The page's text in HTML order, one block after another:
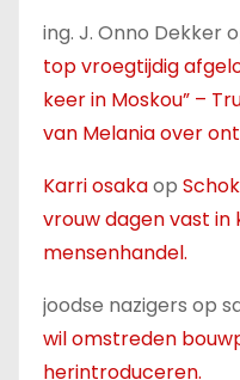
ing. J. Onno Dekker
top vroegtijdig
keer in Moskou” –
van Melania over
Karri osakaop
vrouw dagen vast
mensenhandel.
joodse nazigers op
wil omstreden
herintroduceren.